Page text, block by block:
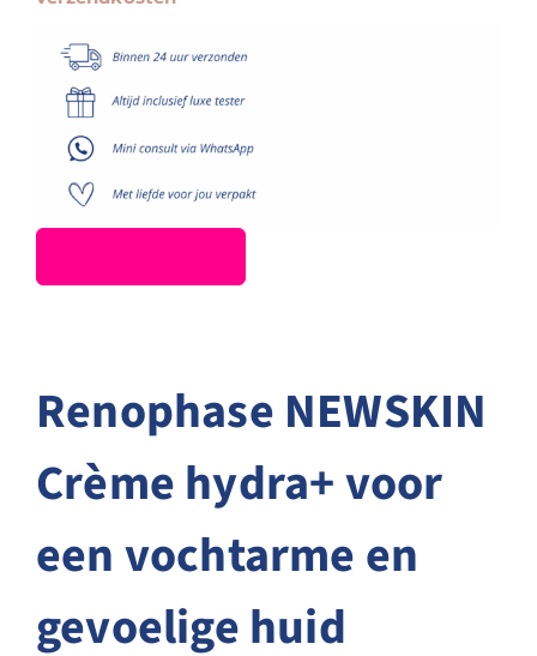
Renophase NEWSKIN
Crème hydra+ voor
een vochtarme en
gevoelige huid